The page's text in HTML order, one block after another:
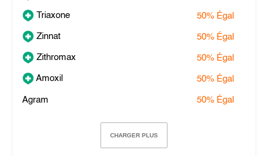
Triaxone 50% Égal
Zinnat 50% Égal
Zithromax 50% Égal
Amoxil 50% Égal
Agram 50% Égal
CHARGER PLUS